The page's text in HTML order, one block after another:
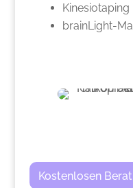
Kinesiotaping
brainLight-
Kostenlosen